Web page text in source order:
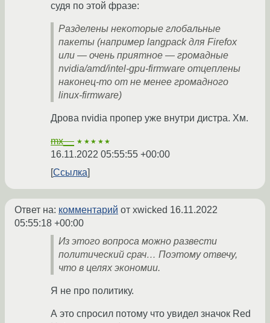
судя по этой фразе:
Разделены некоторые глобальные
пакеты (например langpack для Firefox
или — очень приятное — громадные
nvidia/amd/intel-gpu-firmware отцеплены
наконец-то от не менее громадного
linux-firmware)
Дрова nvidia пропер уже внутри дистра. Хм.
mx__ ★★★★★
16.11.2022 05:55:55 +00:00
Ссылка
Ответ на: комментарий от xwicked 16.11.2022
05:55:18 +00:00
Из этого вопроса можно развести
политический срач… Поэтому отвечу,
что в целях экономии.
Я не про политику.
А это спросил потому что увидел значок Red